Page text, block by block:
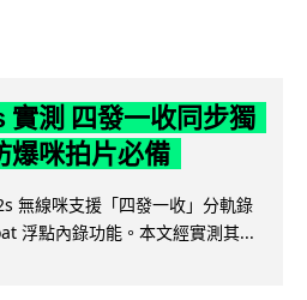
測 四發一收同步獨
咪拍片必備
無線咪支援「四發一收」分軌錄
浮點內錄功能。本文經實測其...